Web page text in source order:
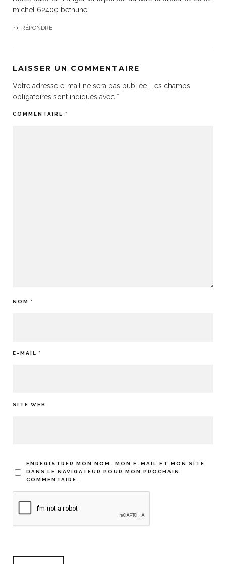
michel 62400 bethune
RÉPONDRE
LAISSER UN COMMENTAIRE
Votre adresse e-mail ne sera pas publiée.
Les champs
obligatoires sont indiqués avec *
COMMENTAIRE *
NOM *
E-MAIL *
SITE WEB
ENREGISTRER MON NOM, MON E-MAIL ET MON SITE
DANS LE NAVIGATEUR POUR MON PROCHAIN
COMMENTAIRE.